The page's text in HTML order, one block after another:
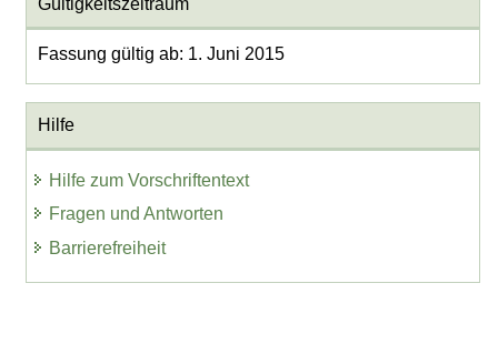
Gültigkeitszeitraum
Fassung gültig ab: 1. Juni 2015
Hilfe
Hilfe zum Vorschriftentext
Fragen und Antworten
Barrierefreiheit